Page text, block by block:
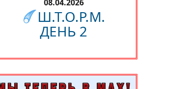
08.04.2026
Ш.Т.О.Р.М.
ДЕНЬ 2